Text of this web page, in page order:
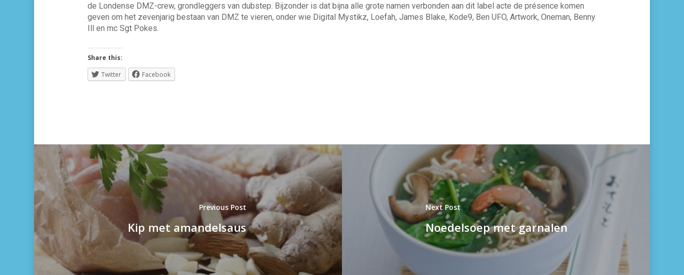
de Londense DMZ-crew, grondleggers van dubstep. Bijzonder is dat bijna alle grote namen verbonden aan dit label acte de présence komen
geven om het zevenjarig bestaan van DMZ te vieren, onder wie Digital Mystikz, Loefah, James Blake, Kode9, Ben UFO, Artwork, Oneman, Benny
Ill en mc Sgt Pokes.
Share this:
Twitter
Facebook
Previous Post
Kip met amandelsaus
Next Post
Noedelsoep met garnalen